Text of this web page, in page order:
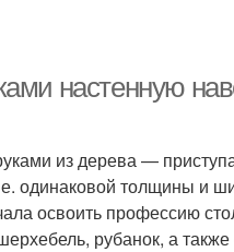
настенную
из дерева —
е. одинаковой толщины и
освоить профессию
рубанок, а также